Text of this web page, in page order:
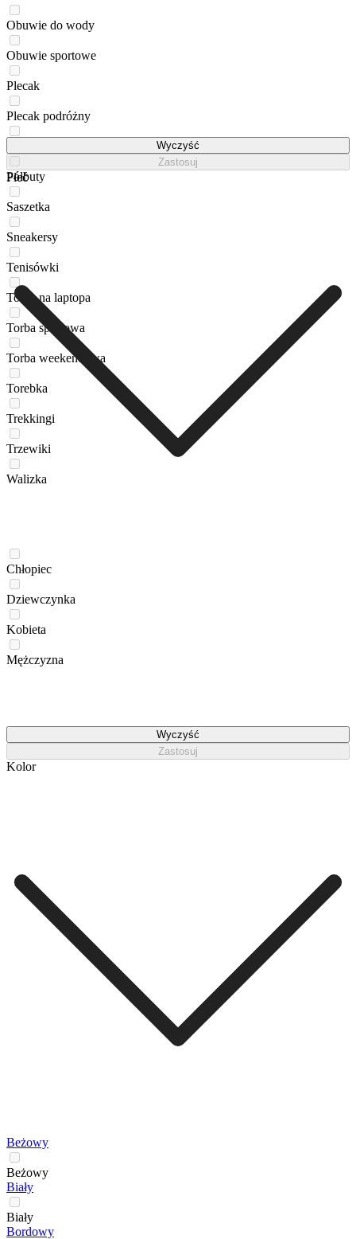
Obuwie do wody
Obuwie sportowe
Plecak
Plecak podróżny
Półbuty
Saszetka
Sneakersy
Tenisówki
Torba na laptopa
Torba sportowa
Torba weekendowa
Torebka
Trekkingi
Trzewiki
Walizka
Wyczyść
Zastosuj
Płeć
Chłopiec
Dziewczynka
Kobieta
Mężczyzna
Wyczyść
Zastosuj
Kolor
Beżowy
Beżowy
Biały
Biały
Bordowy